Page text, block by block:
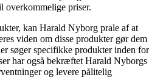
overkommelige priser.
kan Harald Nyborg prale af at
viden om disse produkter gør dem
søger specifikke produkter inden for
har også bekræftet Harald Nyborgs
og levere pålitelig